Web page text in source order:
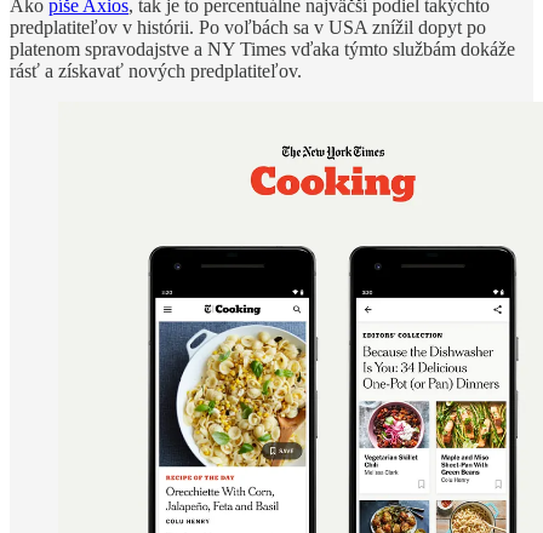
Ako píše Axios, tak je to percentuálne najväčší podiel takýchto
predplatiteľov v histórii. Po voľbách sa v USA znížil dopyt po
platenom spravodajstve a NY Times vďaka týmto službám dokáže
rásť a získavať nových predplatiteľov.